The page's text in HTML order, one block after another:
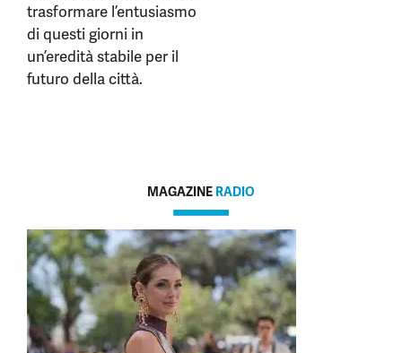
trasformare l’entusiasmo
di questi giorni in
un’eredità stabile per il
futuro della città.
MAGAZINE RADIO